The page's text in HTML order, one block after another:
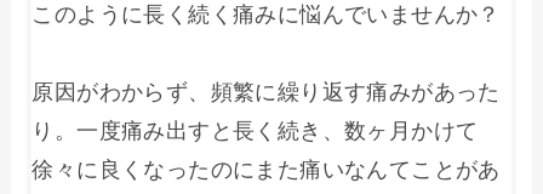
このように長く続く痛みに悩んでいませんか？
原因がわからず、頻繁に繰り返す痛みがあった
り。一度痛み出すと長く続き、数ヶ月かけて
徐々に良くなったのにまた痛いなんてことがあ